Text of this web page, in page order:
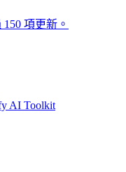
項更新。
AI Toolkit